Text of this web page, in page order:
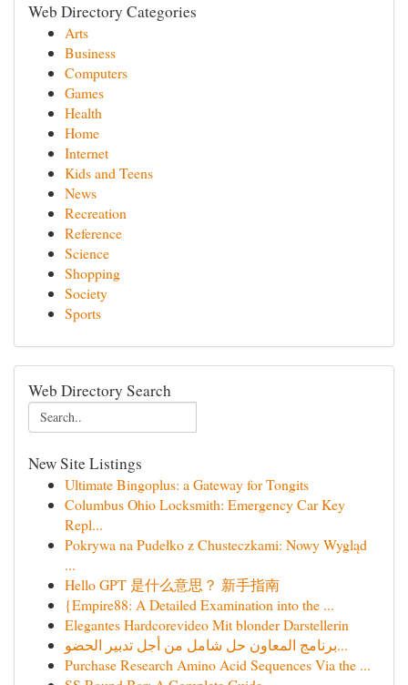
Web Directory Categories
Arts
Business
Computers
Games
Health
Home
Internet
Kids and Teens
News
Recreation
Reference
Science
Shopping
Society
Sports
Web Directory Search
New Site Listings
Ultimate Bingoplus: a Gateway for Tongits
Columbus Ohio Locksmith: Emergency Car Key
Repl...
Pokrywa na Pudełko z Chusteczkami: Nowy Wygląd
...
Hello GPT 是什么意思？ 新手指南
{Empire88: A Detailed Examination into the ...
Elegantes Hardcorevideo Mit blonder Darstellerin
برنامج المعاون حل شامل من أجل تدبير الحضو...
Purchase Research Amino Acid Sequences Via the ...